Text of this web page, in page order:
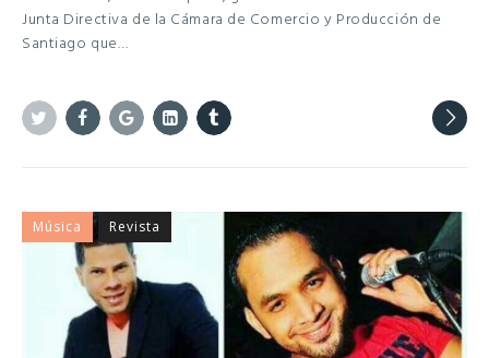
Junta Directiva de la Cámara de Comercio y Producción de
Santiago que…
Música Revista